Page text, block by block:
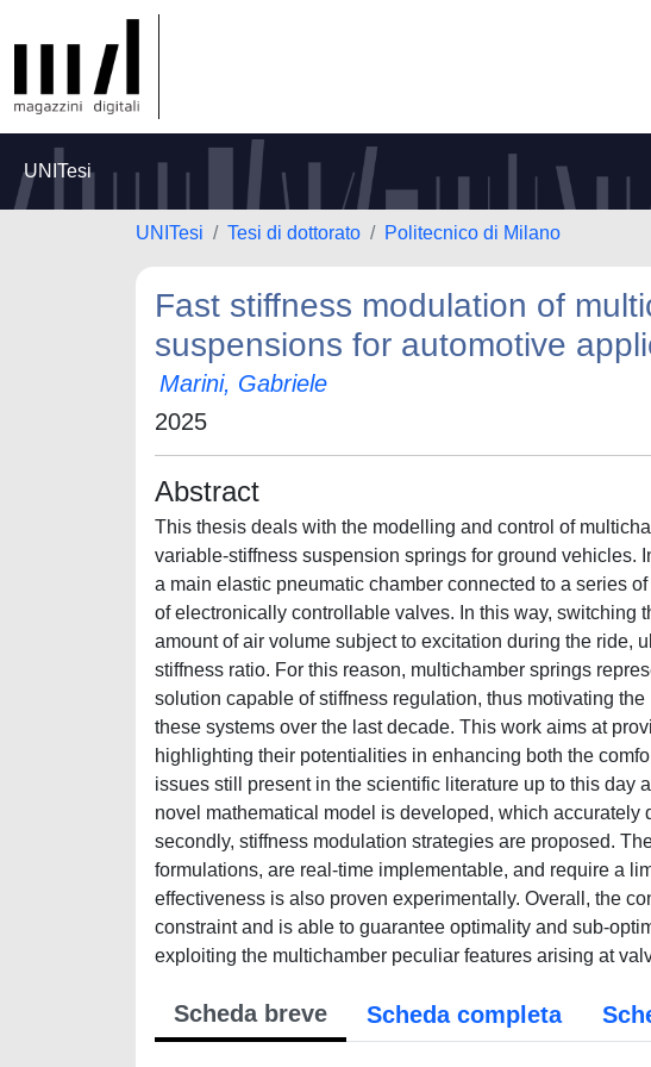
UNITesi
UNITesi Tesi di dottorato Politecnico di Milano
Fast stiffness modulation of
suspensions for automotive
Marini, Gabriele
2025
Abstract
This thesis deals with the modelling and control of
variable-stiffness suspension springs for ground vehicles.
a main elastic pneumatic chamber connected to a series
of electronically controllable valves. In this way, switching
amount of air volume subject to excitation during the ride,
stiffness ratio. For this reason, multichamber springs
solution capable of stiffness regulation, thus motivating
these systems over the last decade. This work aims at
highlighting their potentialities in enhancing both the
issues still present in the scientific literature up to this day
novel mathematical model is developed, which
secondly, stiffness modulation strategies are proposed.
formulations, are real-time implementable, and require a
effectiveness is also proven experimentally. Overall, the
constraint and is able to guarantee optimality and sub-
exploiting the multichamber peculiar features arising at
Scheda breve Scheda completa